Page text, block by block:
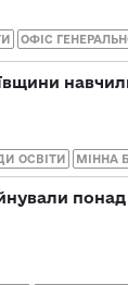
ОФІС
ОСВІТИ МІННА
понад